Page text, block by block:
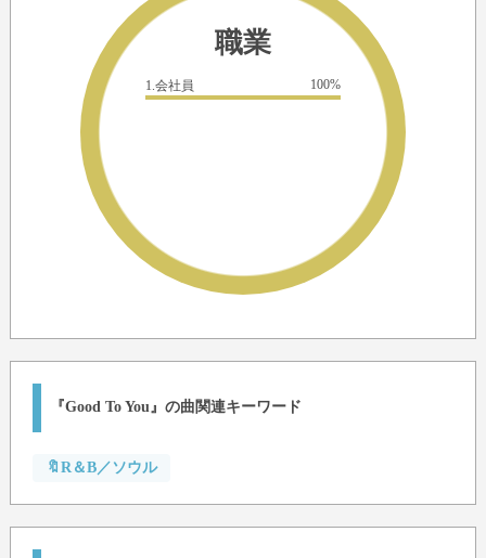
職業
1.会社員 100%
『Good To You』の曲関連キーワード
🔖R＆B／ソウル